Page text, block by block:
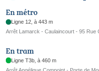
En métro
Ligne 12, à 443 m
Arrêt Lamarck - Caulaincourt - 95 Rue
En tram
Ligne T3b, à 460 m